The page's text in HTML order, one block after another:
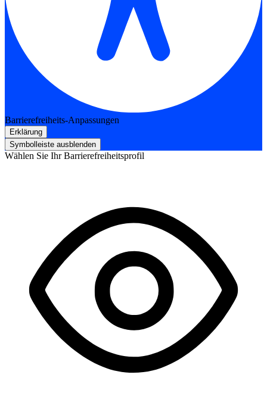
Barrierefreiheits-Anpassungen
Erklärung
Symbolleiste ausblenden
Wählen Sie Ihr Barrierefreiheitsprofil